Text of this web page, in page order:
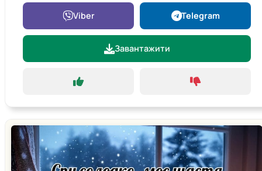
Viber Telegram
Завантажити